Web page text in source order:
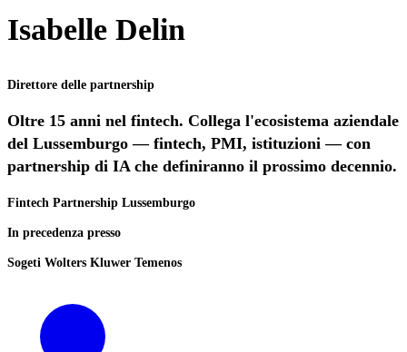
Isabelle Delin
Direttore delle partnership
Oltre 15 anni nel fintech. Collega l'ecosistema aziendale
del Lussemburgo — fintech, PMI, istituzioni — con
partnership di IA che definiranno il prossimo decennio.
Fintech Partnership Lussemburgo
In precedenza presso
Sogeti Wolters Kluwer Temenos